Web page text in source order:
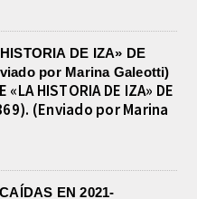
«LA HISTORIA DE IZA» DE
(Enviado por Marina